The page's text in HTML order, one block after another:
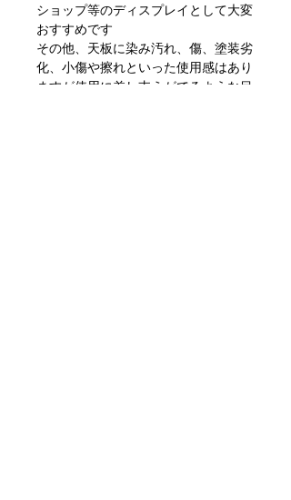
ショップ等のディスプレイとして大変
おすすめです
その他、天板に染み汚れ、傷、塗装劣
化、小傷や擦れといった使用感はあり
ますが使用に差し支えがでるような目